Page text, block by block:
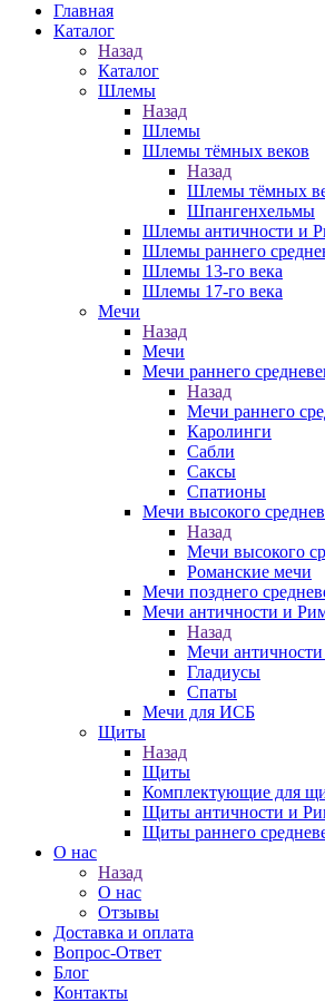
Главная
Каталог
Назад
Каталог
Шлемы
Назад
Шлемы
Шлемы тёмных веков
Назад
Шлемы тёмных
Шпангенхельмы
Шлемы античности и
Шлемы раннего
Шлемы 13-го века
Шлемы 17-го века
Мечи
Назад
Мечи
Мечи раннего
Назад
Мечи раннего
Каролинги
Сабли
Саксы
Спатионы
Мечи высокого
Назад
Мечи высокого
Романские мечи
Мечи позднего
Мечи античности и
Назад
Мечи
Гладиусы
Спаты
Мечи для ИСБ
Щиты
Назад
Щиты
Комплектующие для
Щиты античности и
Щиты раннего
О нас
Назад
О нас
Отзывы
Доставка и оплата
Вопрос-Ответ
Блог
Контакты